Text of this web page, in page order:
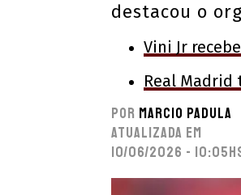
destacou o
Vini Jr
Real Madrid
Por Marcio Padula
Atualizada em
10/06/2026 -